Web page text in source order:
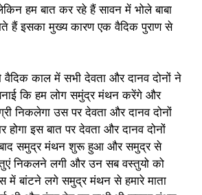
हम बात कर रहे हैं सावन में भोले बाबा
हैं इसका मुख्य कारण एक वैदिक पुराण से
वैदिक काल में सभी देवता और दानव दोनों ने
कि हम लोग समुंद्र मंथन करेंगे और
निकलेगा उस पर देवता और दानव दोनों
होगा इस बात पर देवता और दानव दोनों
बाद समुद्र मंथन शुरू हुआ और समुद्र से
निकलने लगी और उन सब वस्तुयो को
में बांटने लगे समुद्र मंथन से हमारे माता